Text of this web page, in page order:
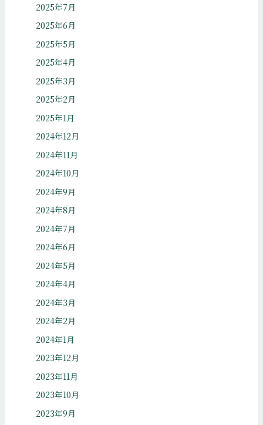
2025年7月
2025年6月
2025年5月
2025年4月
2025年3月
2025年2月
2025年1月
2024年12月
2024年11月
2024年10月
2024年9月
2024年8月
2024年7月
2024年6月
2024年5月
2024年4月
2024年3月
2024年2月
2024年1月
2023年12月
2023年11月
2023年10月
2023年9月